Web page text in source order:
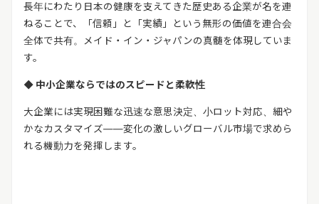
長年にわたり日本の健康を支えてきた歴史ある企業が名を連
ねることで、「信頼」と「実績」という無形の価値を連合会
全体で共有。メイド・イン・ジャパンの真髄を体現していま
す。
◆ 中小企業ならではのスピードと柔軟性
大企業には実現困難な迅速な意思決定、小ロット対応、細や
かなカスタマイズ――変化の激しいグローバル市場で求めら
れる機動力を発揮します。